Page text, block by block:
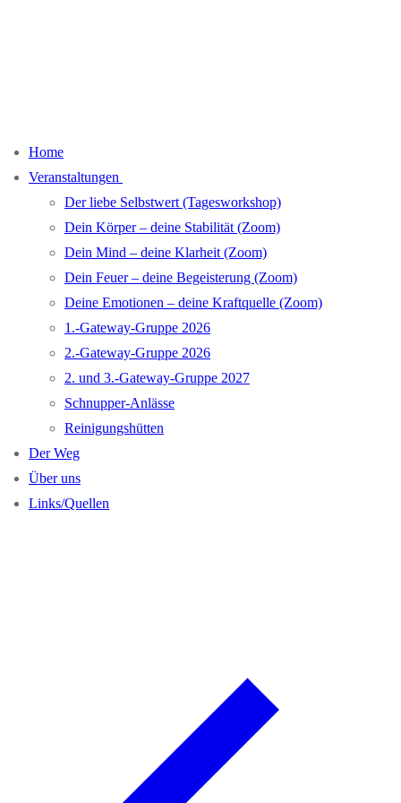
Home
Veranstaltungen
Der liebe Selbstwert (Tagesworkshop)
Dein Körper – deine Stabilität (Zoom)
Dein Mind – deine Klarheit (Zoom)
Dein Feuer – deine Begeisterung (Zoom)
Deine Emotionen – deine Kraftquelle (Zoom)
1.-Gateway-Gruppe 2026
2.-Gateway-Gruppe 2026
2. und 3.-Gateway-Gruppe 2027
Schnupper-Anlässe
Reinigungshütten
Der Weg
Über uns
Links/Quellen